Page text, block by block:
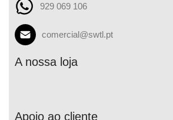
929 069 106
comercial@swtl.pt
A nossa loja
Apoio ao cliente